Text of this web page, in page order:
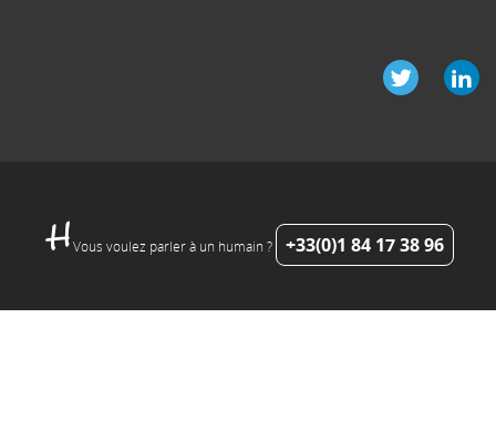
Vous voulez parler à un humain ? +33(0)1 84 17 38 96